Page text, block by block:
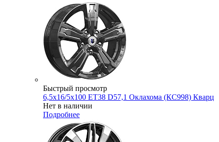
Быстрый просмотр
6,5x16/5x100 ET38 D57,1 Оклахома (КС998) Кварц
Нет в наличии
Подробнее